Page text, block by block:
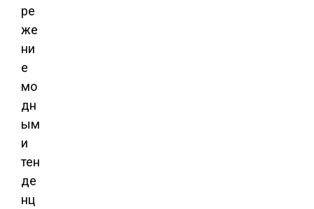
ре
же
ни
е
мо
дн
ым
и
тен
де
нц